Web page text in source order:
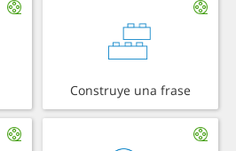
Construye una frase